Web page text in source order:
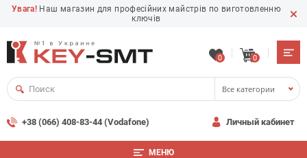
Увага! Наш магазин для професійних майстрів по виготовленню
ключів
0 0
Все категории
+38 (066) 408-83-44 (Vodafone) Личный кабинет
МЕНЮ